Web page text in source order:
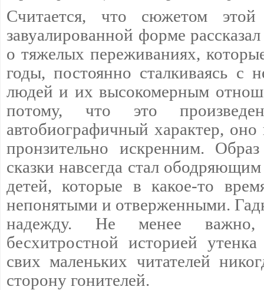
Считается, что сюжетом
завуалированной форме
о тяжелых переживаниях,
годы, постоянно сталкиваясь с
людей и их высокомерным
потому, что это
автобиографичный характер, оно
пронзительно искренним.
сказки навсегда стал
детей, которые в какое-то
непонятыми и отверженными.
надежду. Не менее
бесхитростной историей
свих маленьких читателей
сторону гонителей.